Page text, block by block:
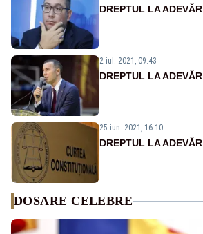
DREPTUL LA ADEVĂR
2 iul. 2021, 09:43
DREPTUL LA ADEVĂR
25 iun. 2021, 16:10
DREPTUL LA ADEVĂR
DOSARE CELEBRE